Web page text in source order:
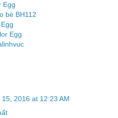
Egg
bé BH112
Egg
2016 at 12:23 AM